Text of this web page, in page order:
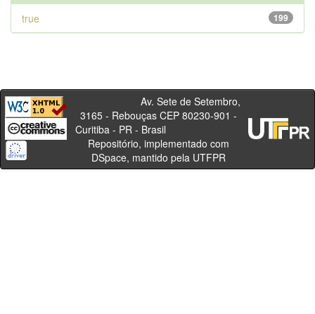
199
true
Av. Sete de Setembro,
3165 - Rebouças CEP 80230-901 -
Curitiba - PR - Brasil
Repositório, implementado com
DSpace, mantido pela UTFPR